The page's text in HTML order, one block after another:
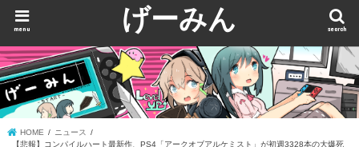
げーみん search
menu
HOME
ニュース
【悲報】コンパイルハート最新作、PS4「アークオブアルケミスト」が初週3328本の大爆死